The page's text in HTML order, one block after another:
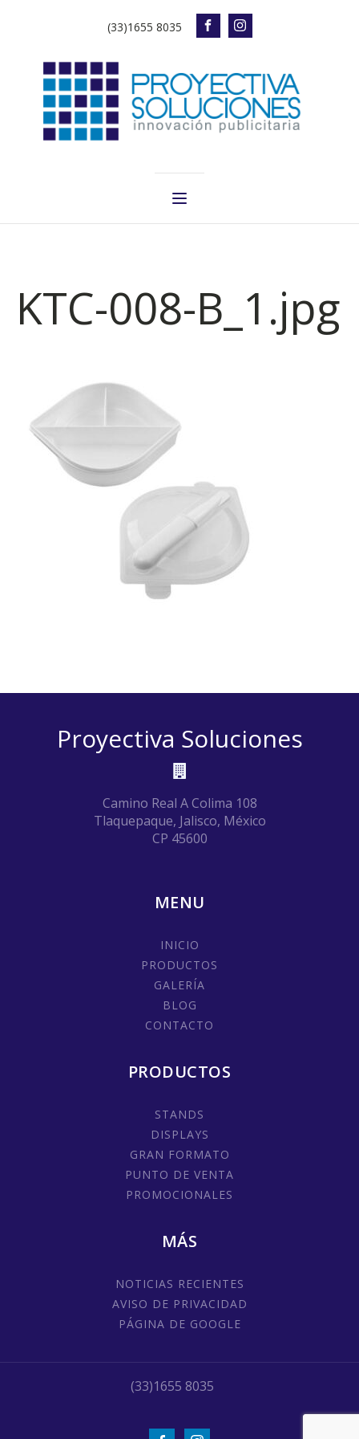
(33)1655 8035
KTC-008-B_1.jpg
Proyectiva Soluciones
Camino Real A Colima 108
Tlaquepaque, Jalisco, México
CP 45600
MENU
INICIO
PRODUCTOS
GALERÍA
BLOG
CONTACTO
PRODUCTOS
STANDS
DISPLAYS
GRAN FORMATO
PUNTO DE VENTA
PROMOCIONALES
MÁS
NOTICIAS RECIENTES
AVISO DE PRIVACIDAD
PÁGINA DE GOOGLE
(33)1655 8035